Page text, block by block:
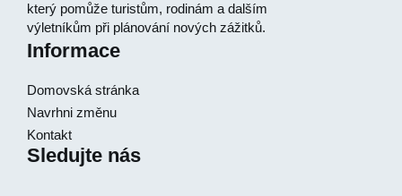
který pomůže turistům, rodinám a dalším
výletníkům při plánování nových zážitků.
Informace
Domovská stránka
Navrhni změnu
Kontakt
Sledujte nás